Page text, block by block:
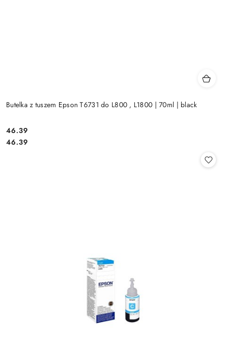
Butelka z tuszem Epson T6731 do L800 , L1800 | 70ml | black
Cena:
46.39
Cena:
46.39